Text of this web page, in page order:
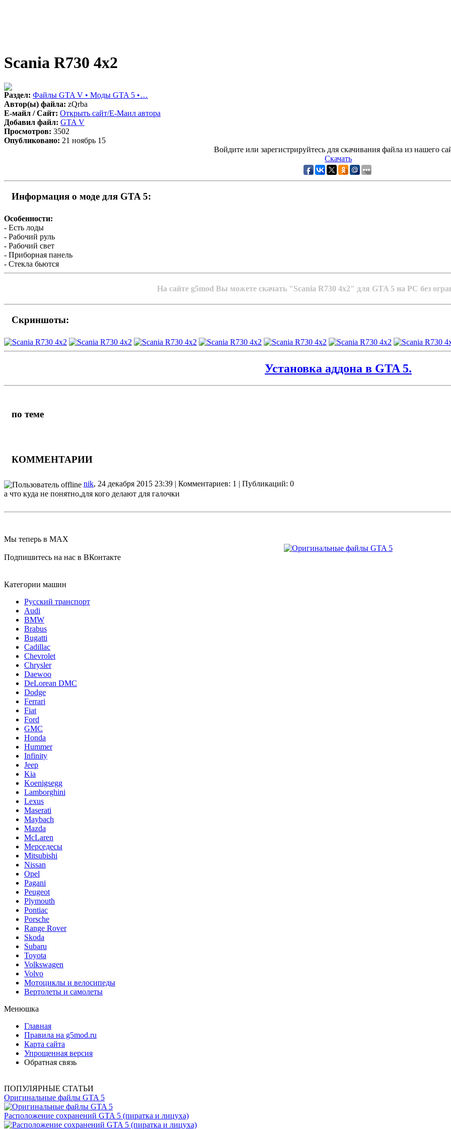
Scania R730 4x2
Раздел: Файлы GTA V • Моды GTA 5 •…
Автор(ы) файла: zQrba
Е-майл / Сайт: Открыть сайт/Е-Маил автора
Добавил файл: GTA V
Просмотров: 3502
Опубликовано: 21 ноябрь 15
Войдите или зарегистрируйтесь для скачивания файла из нашего
Скачать
Информация о моде для GTA 5:
Особенности:
- Есть лоды
- Рабочий руль
- Рабочий свет
- Приборная панель
- Стекла бьются
На сайте g5mod Вы можете скачать "Scania R730 4x2" для GTA 5 на PC без
Скриншоты:
Установка аддона в GTA 5.
по теме
КОММЕНТАРИИ
nik, 24 декабря 2015 23:39 | Комментариев: 1 | Публикаций: 0
а что куда не понятно,для кого делают для галочки
Мы теперь в MAX
Подпишитесь на нас в ВКонтакте
Категории машин
Русский транспорт
Audi
BMW
Brabus
Bugatti
Cadillac
Chevrolet
Chrysler
Daewoo
DeLorean DMC
Dodge
Ferrari
Fiat
Ford
GMC
Honda
Hummer
Infinity
Jeep
Kia
Koenigsegg
Lamborghini
Lexus
Maserati
Maybach
Mazda
McLaren
Мерседесы
Mitsubishi
Nissan
Opel
Pagani
Peugeot
Plymouth
Pontiac
Porsche
Range Rover
Skoda
Subaru
Toyota
Volkswagen
Volvo
Мотоциклы и велосипеды
Вертолеты и самолеты
Менюшка
Главная
Правила на g5mod.ru
Карта сайта
Упрощенная версия
Обратная связь
ПОПУЛЯРНЫЕ СТАТЬИ
Оригинальные файлы GTA 5
Расположение сохранений GTA 5 (пиратка и лицуха)